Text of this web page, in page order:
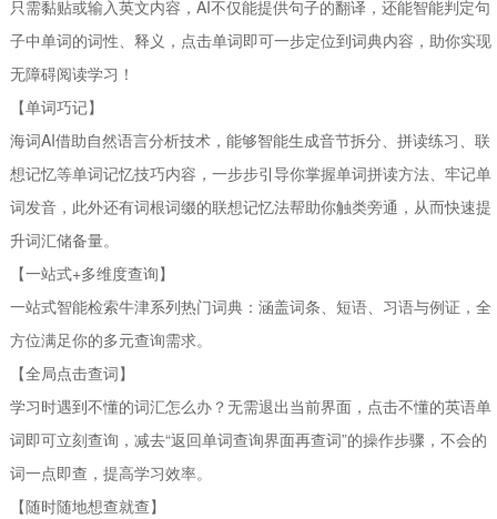
只需黏贴或输入英文内容，AI不仅能提供句子的翻译，还能智能判定句
子中单词的词性、释义，点击单词即可一步定位到词典内容，助你实现
无障碍阅读学习！
【单词巧记】
海词AI借助自然语言分析技术，能够智能生成音节拆分、拼读练习、联
想记忆等单词记忆技巧内容，一步步引导你掌握单词拼读方法、牢记单
词发音，此外还有词根词缀的联想记忆法帮助你触类旁通，从而快速提
升词汇储备量。
【一站式+多维度查询】
一站式智能检索牛津系列热门词典：涵盖词条、短语、习语与例证，全
方位满足你的多元查询需求。
【全局点击查词】
学习时遇到不懂的词汇怎么办？无需退出当前界面，点击不懂的英语单
词即可立刻查询，减去“返回单词查询界面再查词”的操作步骤，不会的
词一点即查，提高学习效率。
【随时随地想查就查】